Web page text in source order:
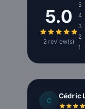
5.0
2 review(s)
5
4
3
2
1
C
Cédric